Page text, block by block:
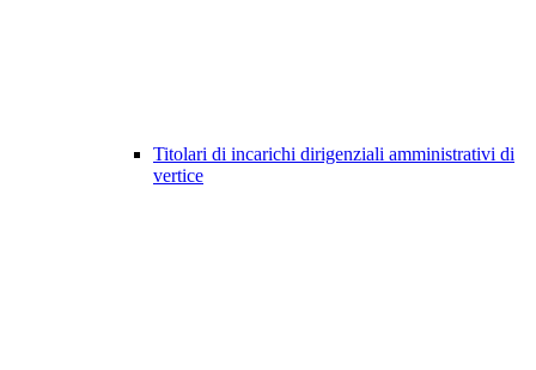
Titolari di incarichi dirigenziali amministrativi di
vertice